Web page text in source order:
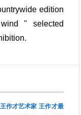
edition
" selected
王作才艺术家 王作才最